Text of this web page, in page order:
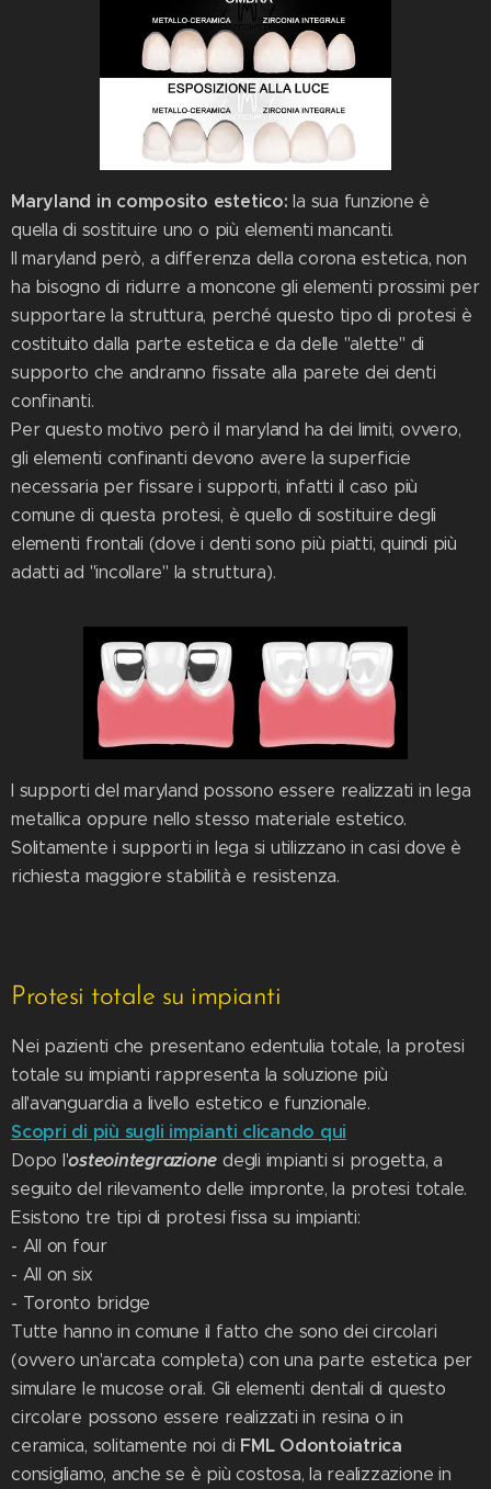
Maryland in composito estetico: la sua funzione è
quella di sostituire uno o più elementi mancanti.
Il maryland però, a differenza della corona estetica, non
ha bisogno di ridurre a moncone gli elementi prossimi per
supportare la struttura, perché questo tipo di protesi è
costituito dalla parte estetica e da delle "alette" di
supporto che andranno fissate alla parete dei denti
confinanti.
Per questo motivo però il maryland ha dei limiti, ovvero,
gli elementi confinanti devono avere la superficie
necessaria per fissare i supporti, infatti il caso più
comune di questa protesi, è quello di sostituire degli
elementi frontali (dove i denti sono più piatti, quindi più
adatti ad "incollare" la struttura).
I supporti del maryland possono essere realizzati in lega
metallica oppure nello stesso materiale estetico.
Solitamente i supporti in lega si utilizzano in casi dove è
richiesta maggiore stabilità e resistenza.
Protesi totale su impianti
Nei pazienti che presentano edentulia totale, la protesi
totale su impianti rappresenta la soluzione più
all'avanguardia a livello estetico e funzionale.
Scopri di più sugli impianti clicando qui
Dopo l'osteointegrazione degli impianti si progetta, a
seguito del rilevamento delle impronte, la protesi totale.
Esistono tre tipi di protesi fissa su impianti:
- All on four
- All on six
- Toronto bridge
Tutte hanno in comune il fatto che sono dei circolari
(ovvero un'arcata completa) con una parte estetica per
simulare le mucose orali. Gli elementi dentali di questo
circolare possono essere realizzati in resina o in
ceramica, solitamente noi di FML Odontoiatrica
consigliamo, anche se è più costosa, la realizzazione in